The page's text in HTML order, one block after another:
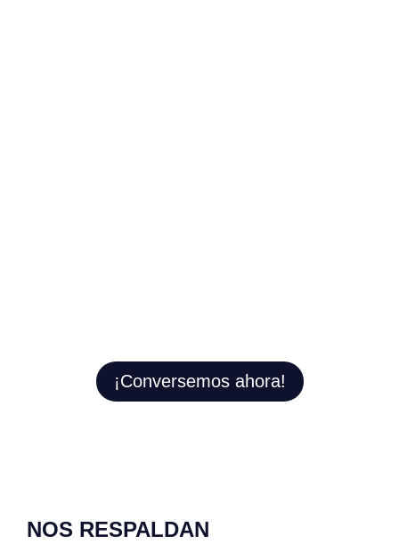
¡Conversemos ahora!
NOS RESPALDAN